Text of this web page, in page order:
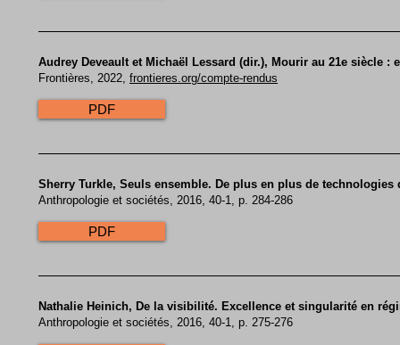
Audrey Deveault et Michaël Lessard (dir.), Mourir au 21e siècle :
Frontières, 2022, frontieres.org/compte-rendus
PDF
​Sherry Turkle, Seuls ensemble. De plus en plus de
Anthropologie et sociétés, 2016, 40-1, p. 284-286
PDF
Nathalie Heinich, De la visibilité. Excellence et singularité en
Anthropologie et sociétés, 2016, 40-1, p. 275-276